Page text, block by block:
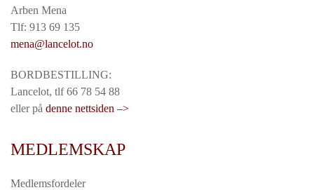
Arben Mena
Tlf: 913 69 135
mena@lancelot.no
BORDBESTILLING:
Lancelot, tlf 66 78 54 88
eller på denne nettsiden –>
MEDLEMSKAP
Medlemsfordeler